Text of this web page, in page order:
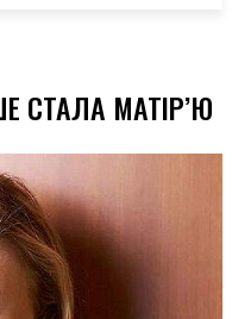
СТАЛА МАТІР’Ю